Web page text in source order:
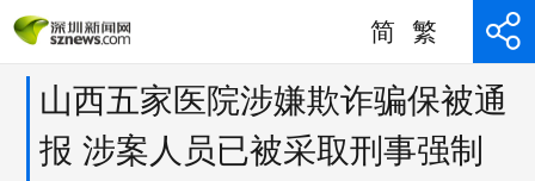
简 繁
山西五家医院涉嫌欺诈骗保被通
报 涉案人员已被采取刑事强制